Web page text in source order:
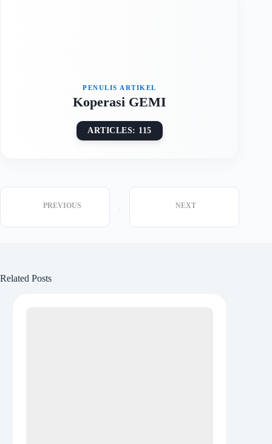
Koperasi GEMI
ARTICLES: 115
PREVIOUS NEXT
Related Posts